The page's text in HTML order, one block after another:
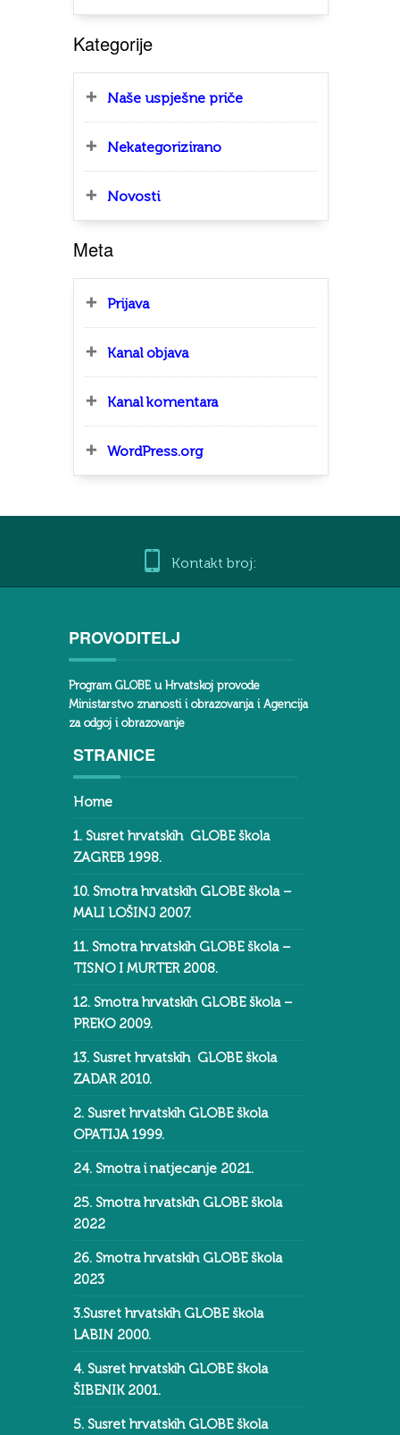
Kategorije
Naše uspješne priče
Nekategorizirano
Novosti
Meta
Prijava
Kanal objava
Kanal komentara
WordPress.org
Kontakt broj:
PROVODITELJ
Program GLOBE u Hrvatskoj provode
Ministarstvo znanosti i obrazovanja i Agencija
za odgoj i obrazovanje
STRANICE
Home
1. Susret hrvatskih GLOBE škola
ZAGREB 1998.
10. Smotra hrvatskih GLOBE škola –
MALI LOŠINJ 2007.
11. Smotra hrvatskih GLOBE škola –
TISNO I MURTER 2008.
12. Smotra hrvatskih GLOBE škola –
PREKO 2009.
13. Susret hrvatskih GLOBE škola
ZADAR 2010.
2. Susret hrvatskih GLOBE škola
OPATIJA 1999.
24. Smotra i natjecanje 2021.
25. Smotra hrvatskih GLOBE škola
2022
26. Smotra hrvatskih GLOBE škola
2023
3.Susret hrvatskih GLOBE škola
LABIN 2000.
4. Susret hrvatskih GLOBE škola
ŠIBENIK 2001.
5. Susret hrvatskih GLOBE škola